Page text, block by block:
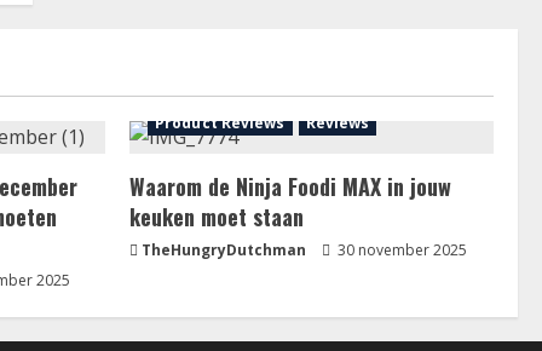
2025
Product Reviews Reviews
Waarom de Ninja Foodi MAX in jouw
keuken moet staan
TheHungryDutchman 30 november 2025